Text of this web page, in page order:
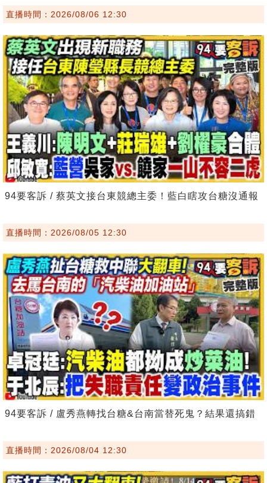
直播時間：2026/08/06 12:30
94要客訴 / 蔡英文接台東競總主委！藍白瞎攻台糖沒通報
直播時間：2026/08/05 12:30
94要客訴 / 盧秀燕轉找台糖&台南當替死鬼？結果還搞錯
直播時間：2026/08/04 12:30